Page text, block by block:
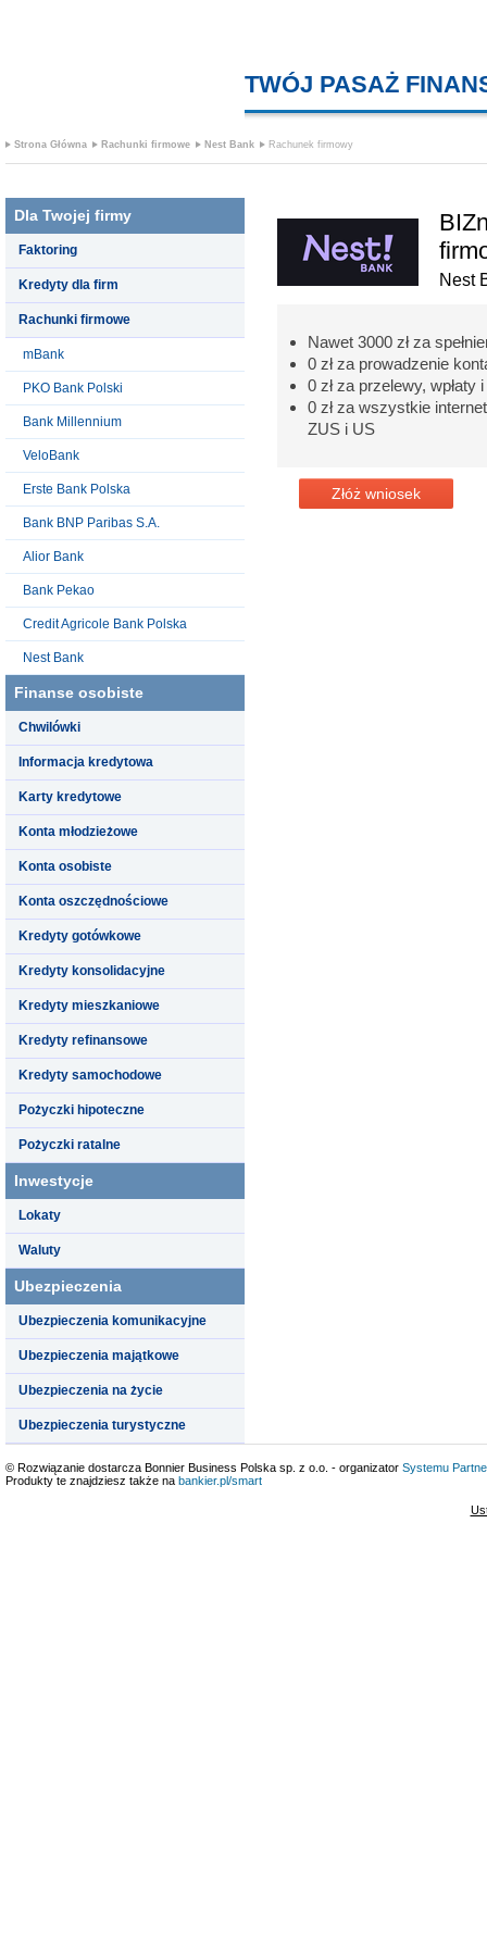
TWÓJ PASAŻ
Strona Główna Rachunki firmowe Nest Bank Rachunek firmowy
Dla Twojej firmy
Faktoring
Kredyty dla firm
Rachunki firmowe
mBank
PKO Bank Polski
Bank Millennium
VeloBank
Erste Bank Polska
Bank BNP Paribas S.A.
Alior Bank
Bank Pekao
Credit Agricole Bank Polska
Nest Bank
Finanse osobiste
Chwilówki
Informacja kredytowa
Karty kredytowe
Konta młodzieżowe
Konta osobiste
Konta oszczędnościowe
Kredyty gotówkowe
Kredyty konsolidacyjne
Kredyty mieszkaniowe
Kredyty refinansowe
Kredyty samochodowe
Pożyczki hipoteczne
Pożyczki ratalne
Inwestycje
Lokaty
Waluty
Ubezpieczenia
Ubezpieczenia komunikacyjne
Ubezpieczenia majątkowe
Ubezpieczenia na życie
Ubezpieczenia turystyczne
Nest
Nawet 3000 zł za
0 zł za prowadzenie
0 zł za przelewy, wpłaty
0 zł za wszystkie
ZUS i US
Złóż wniosek
© Rozwiązanie dostarcza Bonnier Business Polska sp. z o.o. - organizator Systemu
Produkty te znajdziesz także na bankier.pl/smart